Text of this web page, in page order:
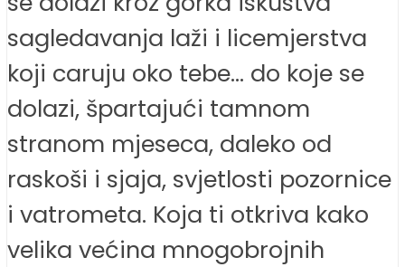
sagledavanja laži i licemjerstva
koji caruju oko tebe… do koje se
dolazi, špartajući tamnom
stranom mjeseca, daleko od
raskoši i sjaja, svjetlosti pozornice
i vatrometa. Koja ti otkriva kako
velika većina mnogobrojnih